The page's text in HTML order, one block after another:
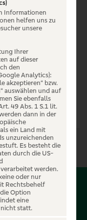
Informationen
helfen uns zu
unsere
Ihrer
auf dieser
den
Analytics):
akzeptieren“ bzw.
auswählen und auf
Sie ebenfalls
49 Abs. 1 S.1 lit.
dann in der
ein Land mit
unzureichenden
Es besteht die
durch die US-
werden.
oder nur
Rechtsbehelf
Option
eine
statt.